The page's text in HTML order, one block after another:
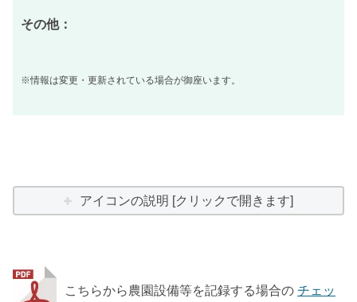
その他：
※情報は変更・更新されている場合が御座います。
アイコンの説明 [クリックで開きます]
こちらから農園設備等を記録する場合の チェッ